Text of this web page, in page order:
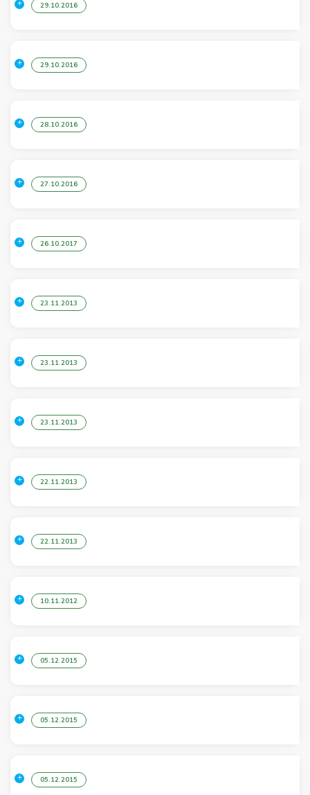
29.10.2016
29.10.2016
28.10.2016
27.10.2016
26.10.2017
23.11.2013
23.11.2013
23.11.2013
22.11.2013
22.11.2013
10.11.2012
05.12.2015
05.12.2015
05.12.2015